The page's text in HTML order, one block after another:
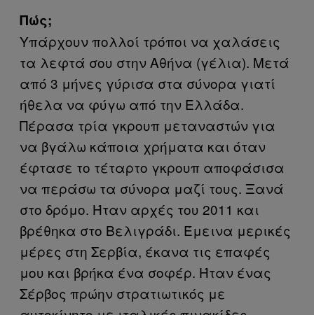
Πώς;
Υπάρχουν πολλοί τρόποι να χαλάσεις
τα λεφτά σου στην Αθήνα (γέλια). Μετά
από 3 μήνες γύρισα στα σύνορα γιατί
ήθελα να φύγω από την Ελλάδα.
Πέρασα τρία γκρουπ μεταναστών για
να βγάλω κάποια χρήματα και όταν
έφτασε το τέταρτο γκρουπ αποφάσισα
να περάσω τα σύνορα μαζί τους. Ξανά
στο δρόμο. Ήταν αρχές του 2011 και
βρέθηκα στο Βελιγράδι. Έμεινα μερικές
μέρες στη Σερβία, έκανα τις επαφές
μου και βρήκα ένα σοφέρ. Ήταν ένας
Σέρβος πρώην στρατιωτικός με